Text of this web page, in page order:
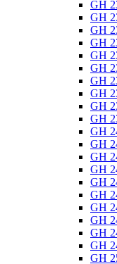
GH
GH
GH
GH
GH
GH
GH
GH
GH
GH
GH
GH
GH
GH
GH
GH
GH
GH
GH
GH
GH